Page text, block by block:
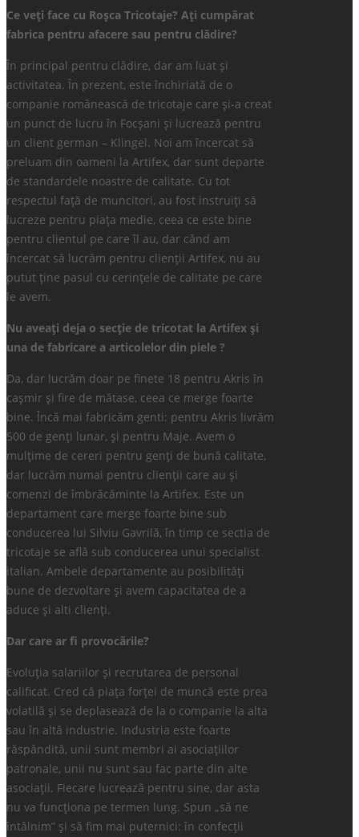
Ce veți face cu Roșca Tricotaje? Ați cumpărat
fabrica pentru afacere sau pentru clădire?
În principal pentru clădire, dar am luat și
activitatea. În prezent, este închiriată de o
companie românească de tricotaje care și-a creat
un punct de lucru în Focșani și lucrează pentru
un client german – Klingel. Noi am încercat să
preluam din oameni la Artifex, dar sunt departe
de standardele noastre de calitate. Cu tot
respectul față de muncitori, au fost instruiți să
lucreze pentru piața medie, ceea ce este bine
pentru clientul pe care îl au, dar când am
încercat să lucrăm pentru clienții Artifex, nu au
putut ține pasul cu cerințele de calitate pe care
le avem.
Nu aveați deja o secție de tricotat la Artifex și
una de fabricare a articolelor din piele ?
Da, dar lucrăm doar pe finete 18 pentru Akris în
cașmir și fire de mătase, ceea ce merge foarte
bine. Încă mai fabricăm genti: pentru Akris livrăm
500 de genți lunar, și pentru Maje. Avem o
mulțime de cereri pentru genți de bună calitate,
dar lucrăm numai pentru clienții care au și
comenzi de îmbrăcăminte la Artifex. Este un
departament care merge foarte bine sub
conducerea lui Silviu Gavrilă, în timp ce sectia de
tricotaje se află sub conducerea unui specialist
italian. Ambele departamente au posibilități
bune de dezvoltare și avem capacitatea de a
aduce și alti clienți.
Dar care ar fi provocările?
Evoluția salariilor și recrutarea de personal
calificat. Cred că piața forței de muncă este prea
volatilă și se deplasează de la o companie la alta
sau în altă industrie. Industria este foarte
răspândită, unii sunt membri ai asociațiilor
patronale, unii nu sunt sau fac parte din alte
asociații. Fiecare lucrează pentru sine, dar asta
nu va funcționa pe termen lung. Spun „să ne
întâlnim” și să fim mai puternici: în confecții